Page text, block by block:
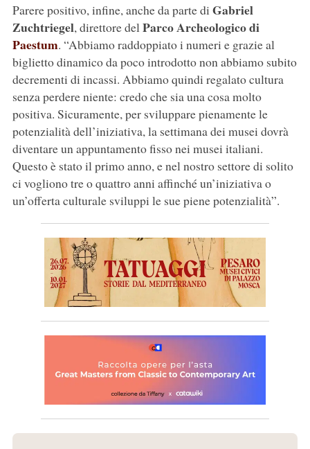
Parere positivo, infine, anche da parte di Gabriel
Zuchtriegel, direttore delParco Archeologico di
Paestum. “Abbiamo raddoppiato i numeri e grazie al
biglietto dinamico da poco introdotto non abbiamo subito
decrementi di incassi. Abbiamo quindi regalato cultura
senza perdere niente: credo che sia una cosa molto
positiva. Sicuramente, per sviluppare pienamente le
potenzialità dell’iniziativa, la settimana dei musei dovrà
diventare un appuntamento fisso nei musei italiani.
Questo è stato il primo anno, e nel nostro settore di solito
ci vogliono tre o quattro anni affinché un’iniziativa o
un’offerta culturale sviluppi le sue piene potenzialità”.